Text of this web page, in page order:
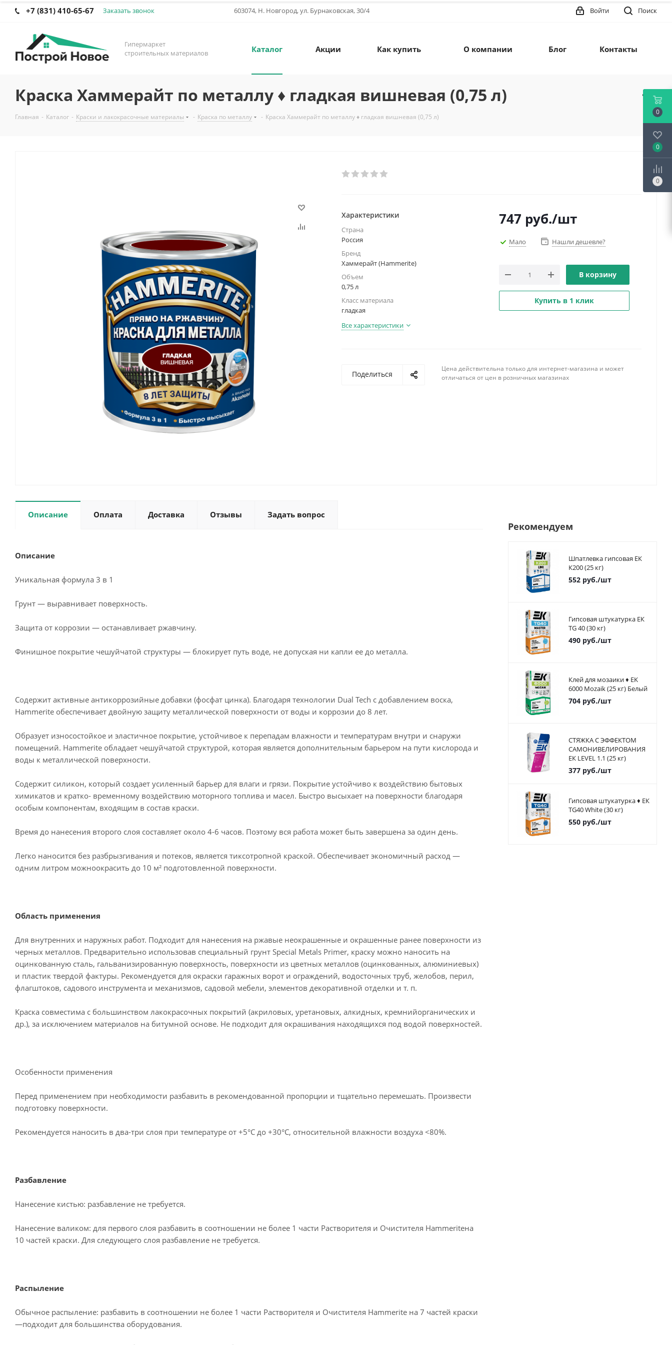
+7 (831) 410-65-67 Заказать звонок 603074, Н. Новгород, ул. Бурнаковская, 30/4 Поиск
Войти
Гипермаркет
строительных материалов
Каталог Акции Как купить О компании Блог Контакты
Краска Хаммерайт по металлу ♦ гладкая вишневая (0,75 л)
Главная - Каталог - Краски и лакокрасочные материалы - Краска по металлу - Краска Хаммерайт по металлу ♦ гладкая вишневая (0,75 л)
Характеристики
Страна
Россия
Бренд
Хаммерайт (Hammerite)
Объем
0,75 л
Класс материала
гладкая
Все характеристики
747 руб./шт
Мало Нашли дешевле?
В корзину
Купить в 1 клик
Поделиться
Цена действительна только для интернет-магазина и может
отличаться от цен в розничных магазинах
Описание Оплата Доставка Отзывы Задать вопрос
Описание
Уникальная формула 3 в 1
Грунт — выравнивает поверхность.
Защита от коррозии — останавливает ржавчину.
Финишное покрытие чешуйчатой структуры — блокирует путь воде, не допуская ни капли ее до металла.
Содержит активные антикоррозийные добавки (фосфат цинка). Благодаря технологии Dual Tech c добавлением воска,
Hammerite обеспечивает двойную защиту металлической поверхности от воды и коррозии до 8 лет.
Образует износостойкое и эластичное покрытие, устойчивое к перепадам влажности и температурам внутри и снаружи
помещений. Hammerite обладает чешуйчатой структурой, которая является дополнительным барьером на пути кислорода и
воды к металлической поверхности.
Содержит силикон, который создает усиленный барьер для влаги и грязи. Покрытие устойчиво к воздействию бытовых
химикатов и кратко- временному воздействию моторного топлива и масел. Быстро высыхает на поверхности благодаря
особым компонентам, входящим в состав краски.
Время до нанесения второго слоя составляет около 4-6 часов. Поэтому вся работа может быть завершена за один день.
Легко наносится без разбрызгивания и потеков, является тиксотропной краской. Обеспечивает экономичный расход —
одним литром можноокрасить до 10 м² подготовленной поверхности.
Область применения
Для внутренних и наружных работ. Подходит для нанесения на ржавые неокрашенные и окрашенные ранее поверхности из
черных металлов. Предварительно использовав специальный грунт Special Metals Primer, краску можно наносить на
оцинкованную сталь, гальванизированную поверхность, поверхности из цветных металлов (оцинкованных, алюминиевых)
и пластик твердой фактуры. Рекомендуется для окраски гаражных ворот и ограждений, водосточных труб, желобов, перил,
флагштоков, садового инструмента и механизмов, садовой мебели, элементов декоративной отделки и т. п.
Краска совместима с большинством лакокрасочных покрытий (акриловых, уретановых, алкидных, кремнийорганических и
др.), за исключением материалов на битумной основе. Не подходит для окрашивания находящихся под водой поверхностей.
Особенности применения
Перед применением при необходимости разбавить в рекомендованной пропорции и тщательно перемешать. Произвести
подготовку поверхности.
Рекомендуется наносить в два-три слоя при температуре от +5°С до +30°С, относительной влажности воздуха <80%.
Разбавление
Нанесение кистью: разбавление не требуется.
Нанесение валиком: для первого слоя разбавить в соотношении не более 1 части Растворителя и Очистителя Hammeriteна
10 частей краски. Для следующего слоя разбавление не требуется.
Распыление
Обычное распыление: разбавить в соотношении не более 1 части Растворителя и Очистителя Hammerite на 7 частей краски
—подходит для большинства оборудования.
Рекомендуем
Шпатлевка гипсовая ЕК
К200 (25 кг)
552руб./шт
Гипсовая штукатурка ЕК
TG 40 (30 кг)
490руб./шт
Клей для мозаики ♦ EK
6000 Mozaik (25 кг) Белый
704руб./шт
СТЯЖКА С ЭФФЕКТОМ
САМОНИВЕЛИРОВАНИЯ
ЕК LEVEL 1.1 (25 кг)
377руб./шт
Гипсовая штукатурка ♦ ЕК
TG40 White (30 кг)
550руб./шт
0
0
0